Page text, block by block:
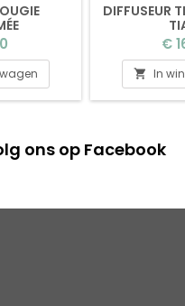
DIFFUSEUR
Prijs
€
 In
ons op Facebook